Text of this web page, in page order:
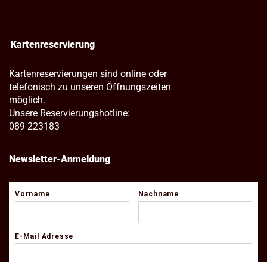
Kartenreservierung
Kartenreservierungen sind online oder
telefonisch zu unseren Öffnungszeiten
möglich.
Unsere Reservierungshotline:
089 223183
Newsletter-Anmeldung